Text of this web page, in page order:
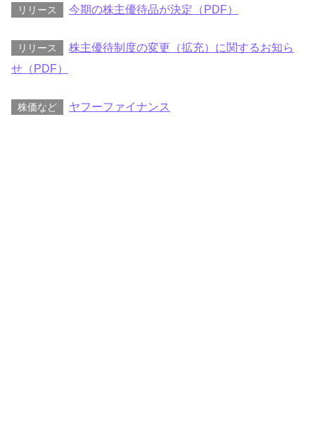
リリース 今期の株主優待品が決定（PDF）
リリース
株主優待制度の変更（拡充）に関するお知ら
せ（PDF）
株価など ヤフーファイナンス